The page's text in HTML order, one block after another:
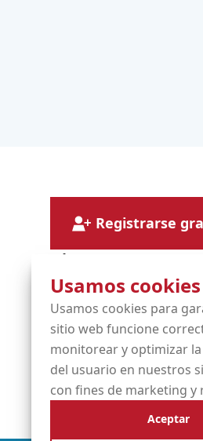
Usamos cookies
Usamos cookies para
sitio web funcione
monitorear y optimizar
del usuario en nuestros
con fines de marketing y
Aceptar
Registrarse
Diensten
Nombres de dominio
Servicios gestionados
Alojamiento
Certificados SSL